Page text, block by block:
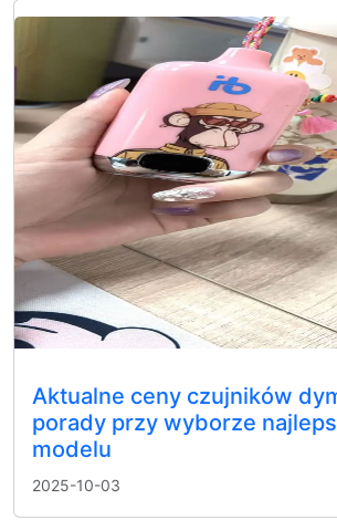
Aktualne ceny czujników
porady przy wyborze
modelu
2025-10-03